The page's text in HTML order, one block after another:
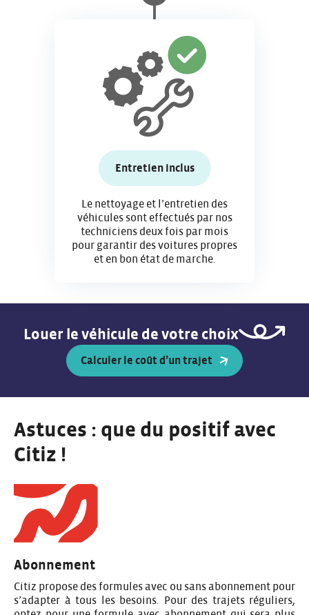
Entretien inclus
Le nettoyage et l’entretien des
véhicules sont effectués par nos
techniciens deux fois par mois
pour garantir des voitures propres
et en bon état de marche.
Louer le véhicule de votre choix
Calculer le coût d’un trajet
Astuces : que du positif avec
Citiz !
Abonnement
Citiz propose des formules avec ou sans abonnement pour
s’adapter à tous les besoins. Pour des trajets réguliers,